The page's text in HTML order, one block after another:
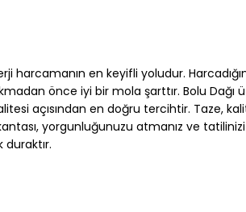
harcamanın en keyifli yoludur.
önce iyi bir mola şarttır. Bolu Dağı
açısından en doğru tercihtir. Taze,
yorgunluğunuzu atmanız ve